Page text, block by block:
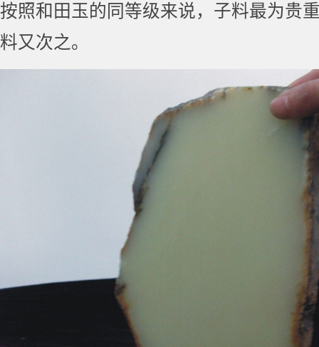
按照和田玉的同等级来说，子料最为贵
料又次之。